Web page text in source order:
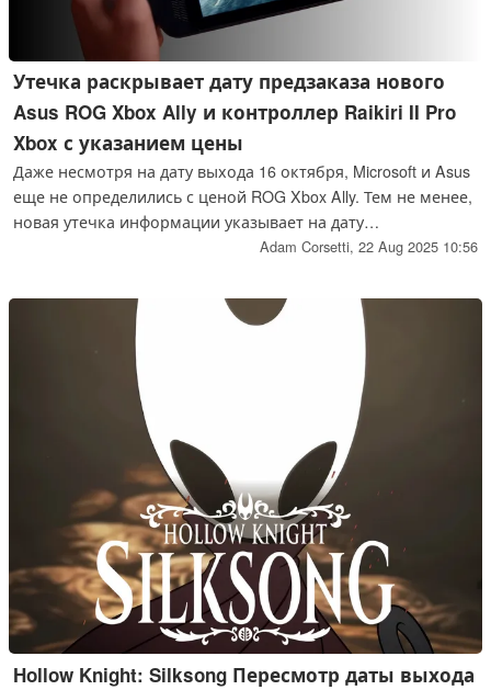
Утечка раскрывает дату предзаказа нового
Asus ROG Xbox Ally и контроллер Raikiri II Pro
Xbox с указанием цены
Даже несмотря на дату выхода 16 октября, Microsoft и Asus
еще не определились с ценой ROG Xbox Ally. Тем не менее,
новая утечка информации указывает на дату
предварительного заказа в сентябре. Тот же источник
Raikiri II Pro Xbox.
Adam Corsetti, 22 Aug 2025 10:56
Hollow Knight: Silksong Пересмотр даты выхода